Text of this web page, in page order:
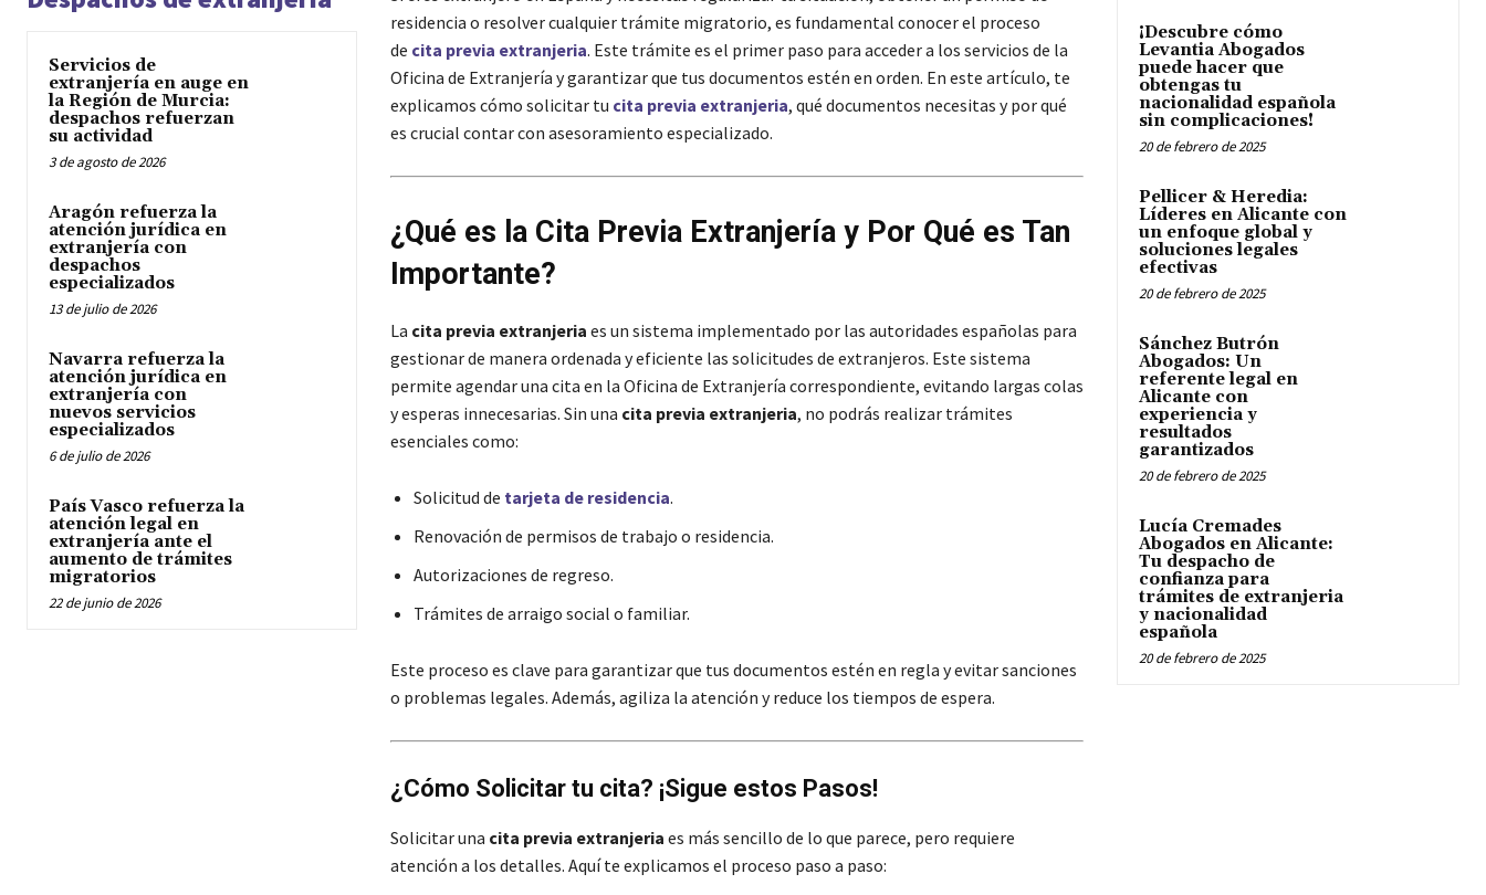
Servicios de
extranjería en auge en
la Región de Murcia:
despachos refuerzan
su actividad
3 de agosto de 2026
Aragón refuerza la
atención jurídica en
extranjería con
despachos
especializados
13 de julio de 2026
Navarra refuerza la
atención jurídica en
extranjería con
nuevos servicios
especializados
6 de julio de 2026
País Vasco refuerza la
atención legal en
extranjería ante el
aumento de trámites
migratorios
22 de junio de 2026
residencia o resolver cualquier trámite migratorio, es fundamental conocer el proceso
de cita previa extranjeria. Este trámite es el primer paso para acceder a los servicios de la
Oficina de Extranjería y garantizar que tus documentos estén en orden. En este artículo, te
explicamos cómo solicitar tu cita previa extranjeria, qué documentos necesitas y por qué
es crucial contar con asesoramiento especializado.
¿Qué es la Cita Previa Extranjería y Por Qué es Tan
Importante?
La cita previa extranjeria es un sistema implementado por las autoridades españolas para
gestionar de manera ordenada y eficiente las solicitudes de extranjeros. Este sistema
permite agendar una cita en la Oficina de Extranjería correspondiente, evitando largas colas
y esperas innecesarias. Sin una cita previa extranjeria, no podrás realizar trámites
esenciales como:
Solicitud de tarjeta de residencia.
Renovación de permisos de trabajo o residencia.
Autorizaciones de regreso.
Trámites de arraigo social o familiar.
Este proceso es clave para garantizar que tus documentos estén en regla y evitar sanciones
o problemas legales. Además, agiliza la atención y reduce los tiempos de espera.
¿Cómo Solicitar tu cita? ¡Sigue estos Pasos!
Solicitar una cita previa extranjeria es más sencillo de lo que parece, pero requiere
atención a los detalles. Aquí te explicamos el proceso paso a paso:
¡Descubre cómo
Levantia Abogados
puede hacer que
obtengas tu
nacionalidad española
sin complicaciones!
20 de febrero de 2025
Pellicer & Heredia:
Líderes en Alicante con
un enfoque global y
soluciones legales
efectivas
20 de febrero de 2025
Sánchez Butrón
Abogados: Un
referente legal en
Alicante con
experiencia y
resultados
garantizados
20 de febrero de 2025
Lucía Cremades
Abogados en Alicante:
Tu despacho de
confianza para
trámites de extranjeria
y nacionalidad
española
20 de febrero de 2025